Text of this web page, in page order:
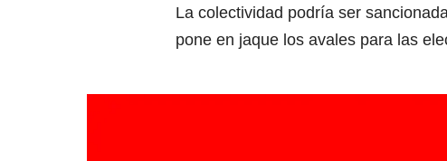
La colectividad podría ser
pone en jaque los avales para las